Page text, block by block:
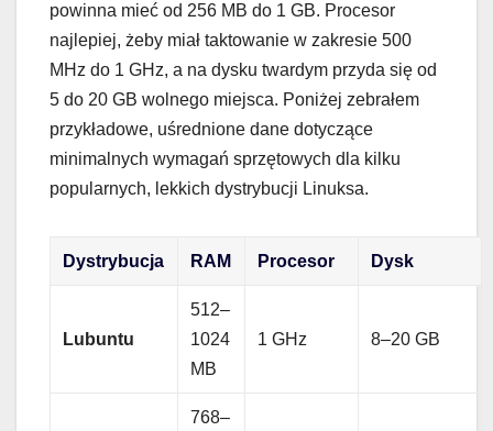
powinna mieć od 256 MB do 1 GB. Procesor
najlepiej, żeby miał taktowanie w zakresie 500
MHz do 1 GHz, a na dysku twardym przyda się od
5 do 20 GB wolnego miejsca. Poniżej zebrałem
przykładowe, uśrednione dane dotyczące
minimalnych wymagań sprzętowych dla kilku
popularnych, lekkich dystrybucji Linuksa.
Dystrybucja RAM Procesor Dysk
Lubuntu
512–
1024
MB
1 GHz 8–20 GB
768–